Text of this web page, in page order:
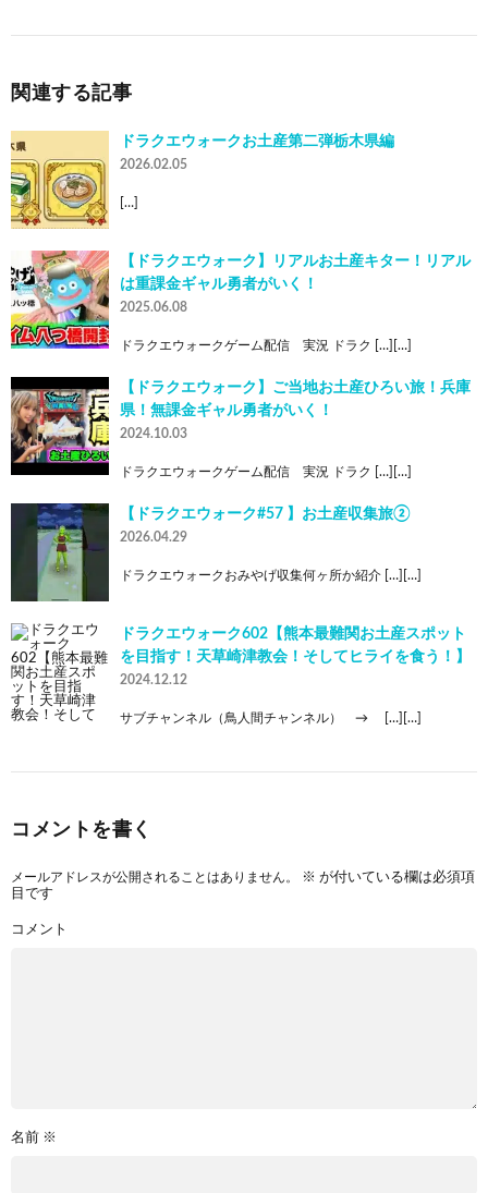
関連する記事
ドラクエウォークお土産第二弾栃木県編
2026.02.05
[…]
【ドラクエウォーク】リアルお土産キター！リアル
は重課金ギャル勇者がいく！
2025.06.08
ドラクエウォークゲーム配信 実況 ドラク […][…]
【ドラクエウォーク】ご当地お土産ひろい旅！兵庫
県！無課金ギャル勇者がいく！
2024.10.03
ドラクエウォークゲーム配信 実況 ドラク […][…]
【ドラクエウォーク#57 】お土産収集旅②
2026.04.29
ドラクエウォークおみやげ収集何ヶ所か紹介 […][…]
ドラクエウォーク602【熊本最難関お土産スポット
を目指す！天草崎津教会！そしてヒライを食う！】
2024.12.12
サブチャンネル（鳥人間チャンネル） → […][…]
コメントを書く
メールアドレスが公開されることはありません。 ※ が付いている欄は必須項
目です
コメント
名前 ※